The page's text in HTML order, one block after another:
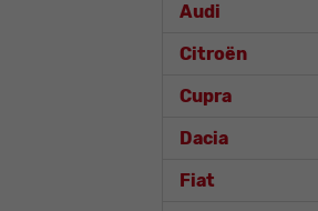
Audi
Citroën
Cupra
Dacia
Fiat